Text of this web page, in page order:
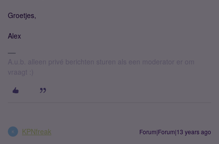
Groetjes,
Alex
A.u.b. alleen privé berichten sturen als een moderator er om
vraagt :)
K KPNfreak Forum|Forum|13 years ago